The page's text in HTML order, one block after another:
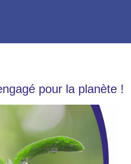
pour la planète !